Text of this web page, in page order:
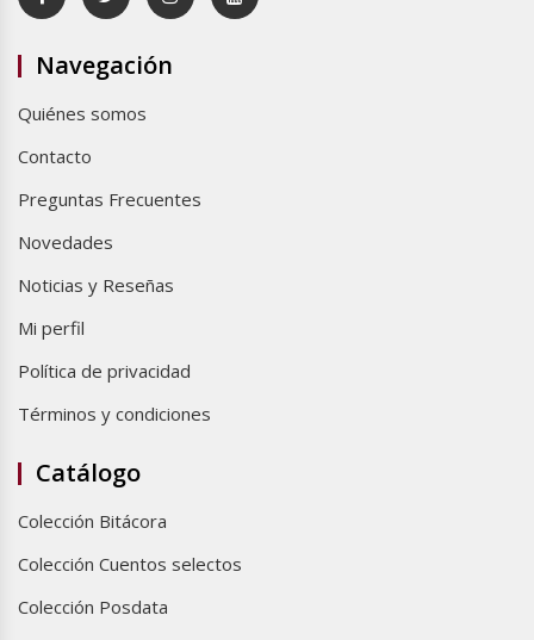
Navegación
Quiénes somos
Contacto
Preguntas Frecuentes
Novedades
Noticias y Reseñas
Mi perfil
Política de privacidad
Términos y condiciones
Catálogo
Colección Bitácora
Colección Cuentos selectos
Colección Posdata